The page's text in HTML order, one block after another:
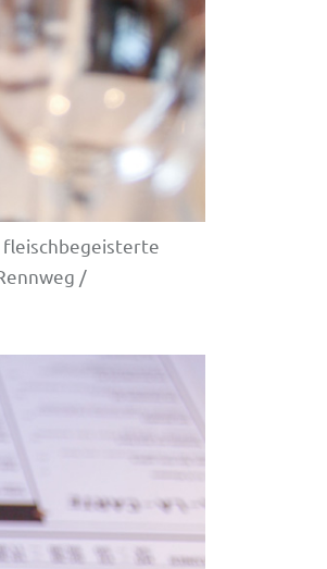
fleischbegeisterte
/